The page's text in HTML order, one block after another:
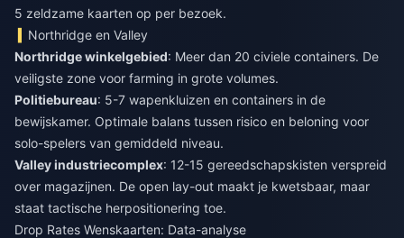
5 zeldzame kaarten op per bezoek.
Northridge en Valley
Northridge winkelgebied: Meer dan 20 civiele containers. De
veiligste zone voor farming in grote volumes.
Politiebureau: 5-7 wapenkluizen en containers in de
bewijskamer. Optimale balans tussen risico en beloning voor
solo-spelers van gemiddeld niveau.
Valley industriecomplex: 12-15 gereedschapskisten verspreid
over magazijnen. De open lay-out maakt je kwetsbaar, maar
staat tactische herpositionering toe.
Drop Rates Wenskaarten: Data-analyse